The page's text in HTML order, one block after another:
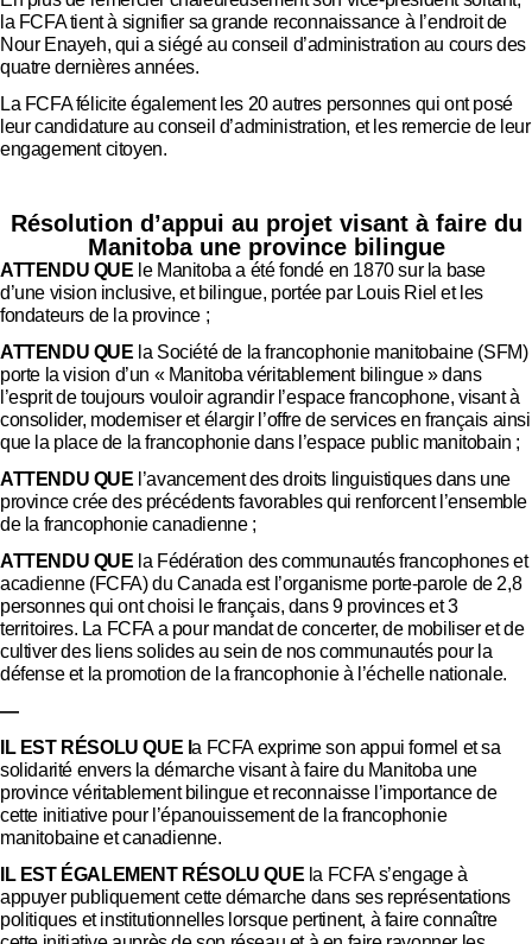
la FCFA tient à signifier sa grande reconnaissance à l’endroit de
Nour Enayeh, qui a siégé au conseil d’administration au cours des
quatre dernières années.
La FCFA félicite également les 20 autres personnes qui ont posé
leur candidature au conseil d’administration, et les remercie de leur
engagement citoyen.
Résolution d’appui au projet visant à faire du
Manitoba une province bilingue
ATTENDU QUE le Manitoba a été fondé en 1870 sur la base
d’une vision inclusive, et bilingue, portée par Louis Riel et les
fondateurs de la province ;
ATTENDU QUE la Société de la francophonie manitobaine (SFM)
porte la vision d’un « Manitoba véritablement bilingue » dans
l’esprit de toujours vouloir agrandir l’espace francophone, visant à
consolider, moderniser et élargir l’offre de services en français ainsi
que la place de la francophonie dans l’espace public manitobain ;
ATTENDU QUE l’avancement des droits linguistiques dans une
province crée des précédents favorables qui renforcent l’ensemble
de la francophonie canadienne ;
ATTENDU QUE la Fédération des communautés francophones et
acadienne (FCFA) du Canada est l’organisme porte-parole de 2,8
personnes qui ont choisi le français, dans 9 provinces et 3
territoires. La FCFA a pour mandat de concerter, de mobiliser et de
cultiver des liens solides au sein de nos communautés pour la
défense et la promotion de la francophonie à l’échelle nationale.
—
IL EST RÉSOLU QUE la FCFA exprime son appui formel et sa
solidarité envers la démarche visant à faire du Manitoba une
province véritablement bilingue et reconnaisse l’importance de
cette initiative pour l’épanouissement de la francophonie
manitobaine et canadienne.
IL EST ÉGALEMENT RÉSOLU QUE la FCFA s’engage à
appuyer publiquement cette démarche dans ses représentations
politiques et institutionnelles lorsque pertinent, à faire connaître